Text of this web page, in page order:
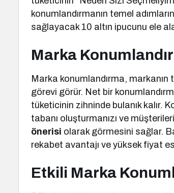
konumlandırmanın temel
sağlayacak 10 altın ipucunu ele
Marka
Marka konumlandırma,
görevi görür. Net bir
tüketicinin zihninde bulanık kalır.
tabanı oluşturmanızı ve
önerisi olarak görmesini sağlar.
rekabet avantajı ve yüksek fiyat
Etkili Marka